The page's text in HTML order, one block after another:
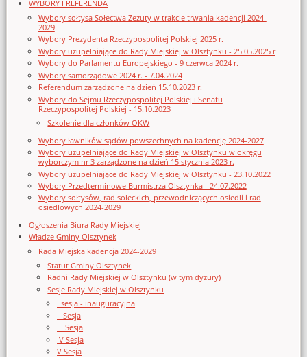
WYBORY I REFERENDA
Wybory sołtysa Sołectwa Zezuty w trakcie trwania kadencji 2024-
2029
Wybory Prezydenta Rzeczypospolitej Polskiej 2025 r.
Wybory uzupełniające do Rady Miejskiej w Olsztynku - 25.05.2025 r
Wybory do Parlamentu Europejskiego - 9 czerwca 2024 r.
Wybory samorządowe 2024 r. - 7.04.2024
Referendum zarządzone na dzień 15.10.2023 r.
Wybory do Sejmu Rzeczypospolitej Polskiej i Senatu
Rzeczypospolitej Polskiej - 15.10.2023
Szkolenie dla członków OKW
Wybory ławników sądów powszechnych na kadencję 2024-2027
Wybory uzupełniające do Rady Miejskiej w Olsztynku w okręgu
wyborczym nr 3 zarządzone na dzień 15 stycznia 2023 r.
Wybory uzupełniające do Rady Miejskiej w Olsztynku - 23.10.2022
Wybory Przedterminowe Burmistrza Olsztynka - 24.07.2022
Wybory sołtysów, rad sołeckich, przewodniczących osiedli i rad
osiedlowych 2024-2029
Ogłoszenia Biura Rady Miejskiej
Władze Gminy Olsztynek
Rada Miejska kadencja 2024-2029
Statut Gminy Olsztynek
Radni Rady Miejskiej w Olsztynku (w tym dyżury)
Sesje Rady Miejskiej w Olsztynku
I sesja - inauguracyjna
II Sesja
III Sesja
IV Sesja
V Sesja